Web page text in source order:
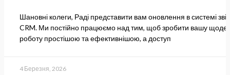
Шановні колеги, Раді представити вам оновлення в системі
CRM. Ми постійно працюємо над тим, щоб зробити вашу
роботу простішою та ефективнішою, а доступ
4 Березня, 2026